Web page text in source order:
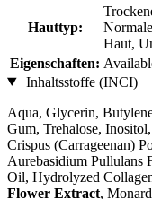
Hauttyp:
Haut,
Eigenschaften:
Inhaltsstoffe (INCI)
Aqua, Glycerin,
Gum, Trehalose,
Crispus (Carrageenan)
Aurebasidium Pullulans
Oil, Hydrolyzed
Flower Extract,